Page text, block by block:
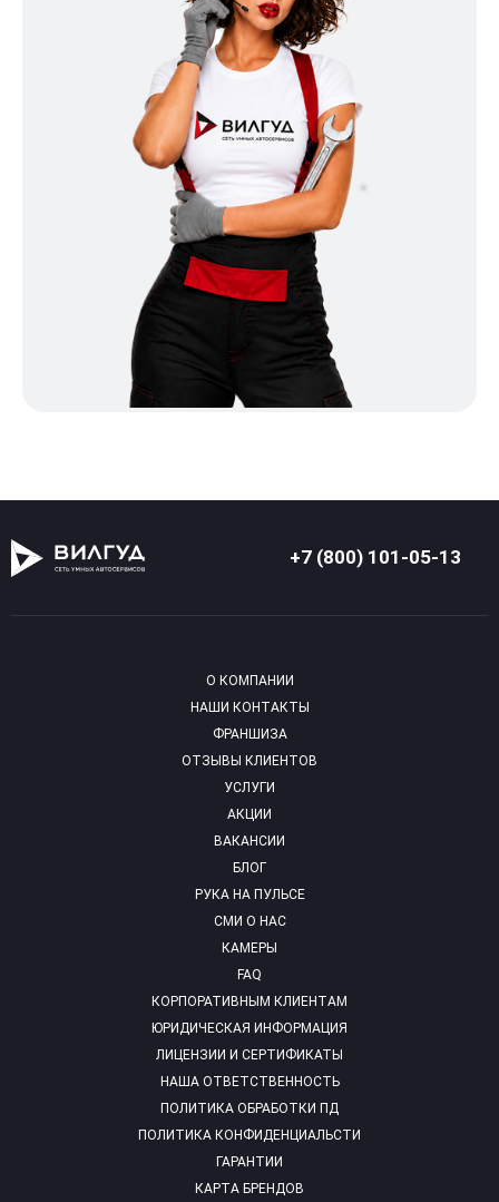
+7 (800) 101-05-13
О КОМПАНИИ
НАШИ КОНТАКТЫ
ФРАНШИЗА
ОТЗЫВЫ КЛИЕНТОВ
УСЛУГИ
АКЦИИ
ВАКАНСИИ
БЛОГ
РУКА НА ПУЛЬСЕ
СМИ О НАС
КАМЕРЫ
FAQ
КОРПОРАТИВНЫМ КЛИЕНТАМ
ЮРИДИЧЕСКАЯ ИНФОРМАЦИЯ
ЛИЦЕНЗИИ И СЕРТИФИКАТЫ
НАША ОТВЕТСТВЕННОСТЬ
ПОЛИТИКА ОБРАБОТКИ ПД
ПОЛИТИКА КОНФИДЕНЦИАЛЬСТИ
ГАРАНТИИ
КАРТА БРЕНДОВ